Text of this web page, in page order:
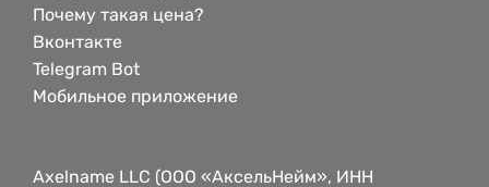
Почему такая цена?
Вконтакте
Telegram Bot
Мобильное приложение
Axelname LLC (ООО «АксельНейм», ИНН